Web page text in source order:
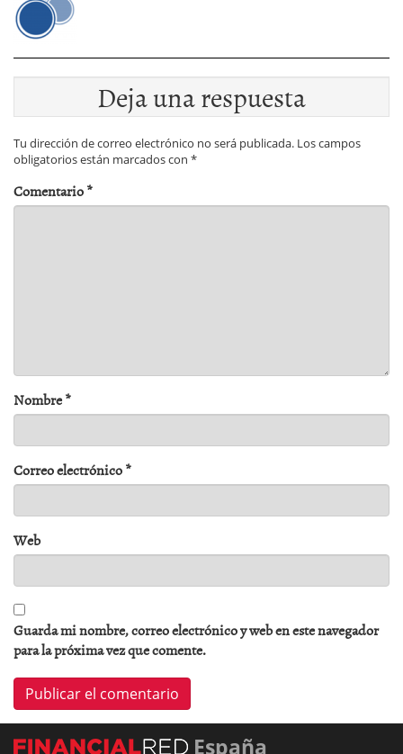
Deja una respuesta
Tu dirección de correo electrónico no será publicada. Los campos
obligatorios están marcados con *
Comentario*
Nombre*
Correo electrónico*
Web
Guarda mi nombre, correo electrónico y web en este navegador
para la próxima vez que comente.
España